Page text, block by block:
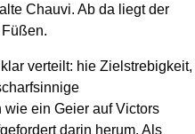
Chauvi. Ab da liegt der
verteilt: hie Zielstrebigkeit,
wie ein Geier auf Victors
darin herum. Als